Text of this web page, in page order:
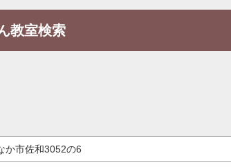
教室検索
市佐和3052の6